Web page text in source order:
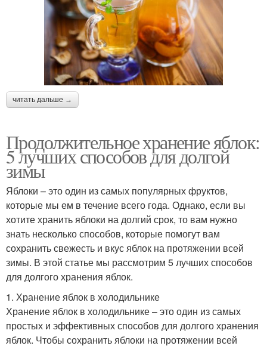
читать дальше →
Продолжительное хранение яблок:
5 лучших способов для долгой
зимы
Яблоки – это один из самых популярных фруктов,
которые мы ем в течение всего года. Однако, если вы
хотите хранить яблоки на долгий срок, то вам нужно
знать несколько способов, которые помогут вам
сохранить свежесть и вкус яблок на протяжении всей
зимы. В этой статье мы рассмотрим 5 лучших способов
для долгого хранения яблок.
1. Хранение яблок в холодильнике
Хранение яблок в холодильнике – это один из самых
простых и эффективных способов для долгого хранения
яблок. Чтобы сохранить яблоки на протяжении всей